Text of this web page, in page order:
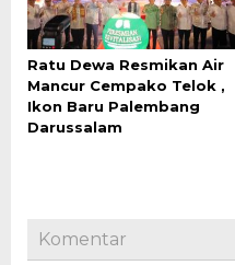
Ratu Dewa Resmikan Air
Mancur Cempako Telok ,
Ikon Baru Palembang
Darussalam
Komentar